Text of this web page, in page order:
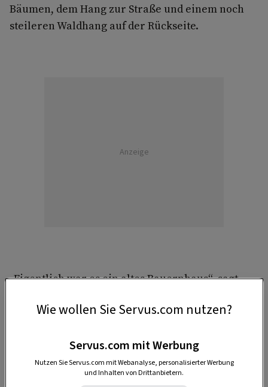
Bäumen, dem Hang zur Straße und einem noch
steileren Waldhang auf der Rückseite.
Anzeige
„Eigentlich war es ein altes Bauernhaus“, sagt
wir zum Revier dazugekauft, beim Großvater und
Jetzt stehen wir davor in einem kleinen Innenhof,
der von einer Scheune und dem ehemaligen
Stallgebäude begrenzt ist. Man sieht es dem
Wie wollen Sie Servus.com nutzen?
Servus.com mit Werbung
Nutzen Sie Servus.com mit Webanalyse, personalisierter Werbung
und Inhalten von Drittanbietern.